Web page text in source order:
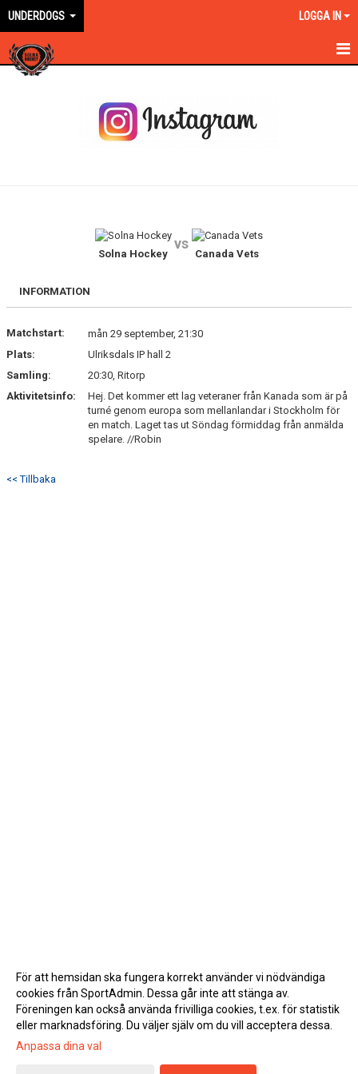
UNDERDOGS LOGGA IN
KONTAKT
Solna Hockey
vs
Canada Vets
INFORMATION
Matchstart:
mån 29 september, 21:30
Plats:
Ulriksdals IP hall 2
Samling:
20:30, Ritorp
Aktivitetsinfo:
Hej. Det kommer ett lag veteraner från Kanada som är på
turné genom europa som mellanlandar i Stockholm för
en match. Laget tas ut Söndag förmiddag från anmälda
spelare. //Robin
<< Tillbaka
Gå till Webbversion
För att hemsidan ska fungera korrekt använder vi nödvändiga
cookies från SportAdmin. Dessa går inte att stänga av.
Föreningen kan också använda frivilliga cookies, t.ex. för statistik
eller marknadsföring. Du väljer själv om du vill acceptera dessa.
Anpassa dina val